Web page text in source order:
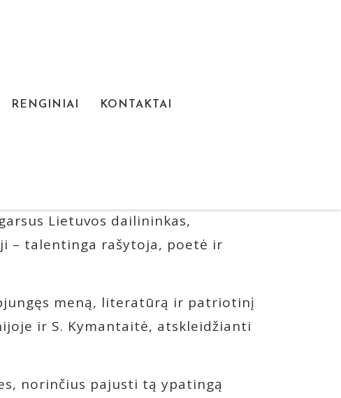
RENGINIAI KONTAKTAI
neogotikinės architektūros
Lietuvos dailininkas,
– talentinga rašytoja, poetė ir
meną, literatūrą ir patriotinį
ir S. Kymantaitė, atskleidžianti
norinčius pajusti tą ypatingą